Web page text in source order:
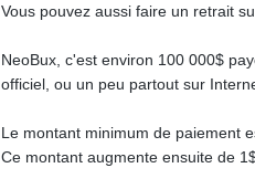
Vous pouvez aussi faire un retrait
NeoBux, c'est environ 100 000$
officiel, ou un peu partout sur
Le montant minimum de paiement
Ce montant augmente ensuite de